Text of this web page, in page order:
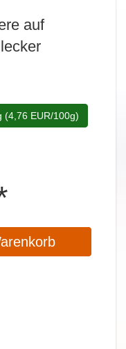
auf
(4,76 EUR/100g)